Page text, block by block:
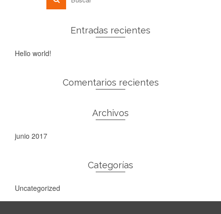
Entradas recientes
Hello world!
Comentarios recientes
Archivos
junio 2017
Categorías
Uncategorized